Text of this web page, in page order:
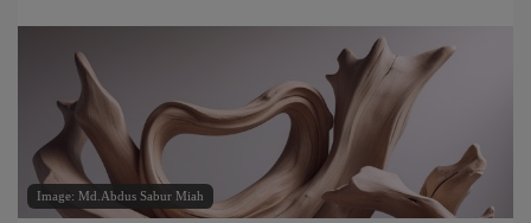
Image: Md.Abdus Sabur Miah